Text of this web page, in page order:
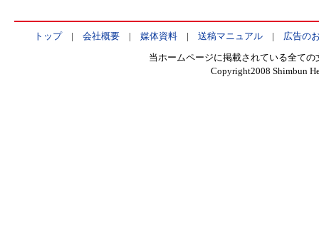
トップ| 会社概要| 媒体資料| 送稿マニュアル| 広告の
当ホームページに掲載されている全て
Copyright2008 Shimbun